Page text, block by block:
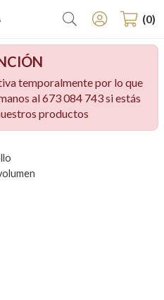
Buscar 0
temporalmente por lo que
al 673 084 743 si estás
productos